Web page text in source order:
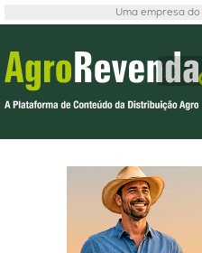
Uma empresa do